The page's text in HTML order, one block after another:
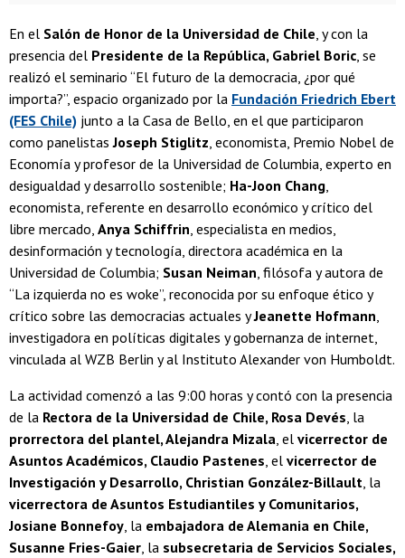
En el Salón de Honor de la Universidad de Chile, y con la
presencia del Presidente de la República, Gabriel Boric, se
realizó el seminario “El futuro de la democracia, ¿por qué
importa?”, espacio organizado por la Fundación Friedrich Ebert
(FES Chile) junto a la Casa de Bello, en el que participaron
como panelistasJoseph Stiglitz, economista, Premio Nobel de
Economía y profesor de la Universidad de Columbia, experto en
desigualdad y desarrollo sostenible; Ha-Joon Chang,
economista, referente en desarrollo económico y crítico del
libre mercado, Anya Schiffrin, especialista en medios,
desinformación y tecnología, directora académica en la
Universidad de Columbia; Susan Neiman, filósofa y autora de
“La izquierda no es woke”, reconocida por su enfoque ético y
crítico sobre las democracias actuales yJeanette Hofmann,
investigadora en políticas digitales y gobernanza de internet,
vinculada al WZB Berlin y al Instituto Alexander von Humboldt.
La actividad comenzó a las 9:00 horas y contó con la presencia
de la Rectora de la Universidad de Chile, Rosa Devés, la
prorrectora del plantel, Alejandra Mizala, el vicerrector de
Asuntos Académicos, Claudio Pastenes, el vicerrector de
Investigación y Desarrollo, Christian González-Billault, la
vicerrectora de Asuntos Estudiantiles y Comunitarios,
Josiane Bonnefoy, la embajadora de Alemania en Chile,
Susanne Fries-Gaier, la subsecretaria de Servicios Sociales,